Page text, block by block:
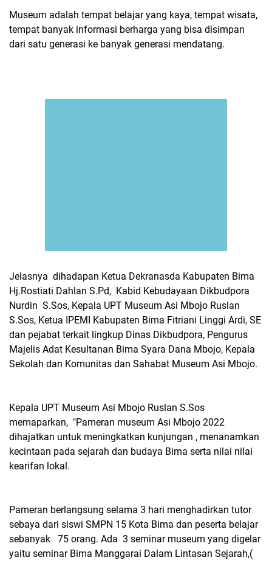
Museum adalah tempat belajar yang kaya, tempat wisata,
tempat banyak informasi berharga yang bisa disimpan
dari satu generasi ke banyak generasi mendatang.
Jelasnya dihadapan Ketua Dekranasda Kabupaten Bima
Hj.Rostiati Dahlan S.Pd, Kabid Kebudayaan Dikbudpora
Nurdin S.Sos, Kepala UPT Museum Asi Mbojo Ruslan
S.Sos, Ketua IPEMI Kabupaten Bima Fitriani Linggi Ardi, SE
dan pejabat terkait lingkup Dinas Dikbudpora, Pengurus
Majelis Adat Kesultanan Bima Syara Dana Mbojo, Kepala
Sekolah dan Komunitas dan Sahabat Museum Asi Mbojo.
Kepala UPT Museum Asi Mbojo Ruslan S.Sos
memaparkan, "Pameran museum Asi Mbojo 2022
dihajatkan untuk meningkatkan kunjungan , menanamkan
kecintaan pada sejarah dan budaya Bima serta nilai nilai
kearifan lokal.
Pameran berlangsung selama 3 hari menghadirkan tutor
sebaya dari siswi SMPN 15 Kota Bima dan peserta belajar
sebanyak 75 orang. Ada 3 seminar museum yang digelar
yaitu seminar Bima Manggarai Dalam Lintasan Sejarah,(